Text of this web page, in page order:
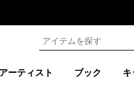
ーティスト ブック キ